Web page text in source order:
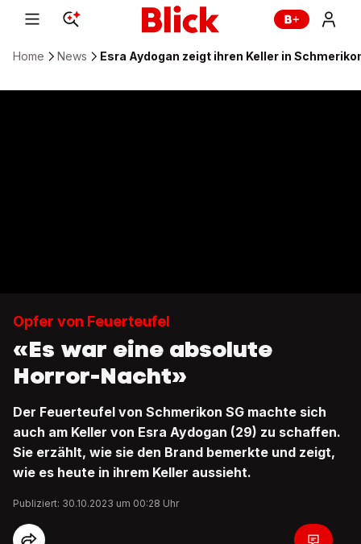
Home News Esra Aydogan zeigt ihren Keller in
Opfer von Feuerteufel
«Es war eine absolute
Horror-Nacht»
Der Feuerteufel von Schmerikon SG machte sich
auch am Keller von Esra Aydogan (29) zu schaffen.
Sie erzählt, wie sie den Brand bemerkte und zeigt,
wie es heute in ihrem Keller aussieht.
Publiziert: 30.10.2023 um 00:28 Uhr